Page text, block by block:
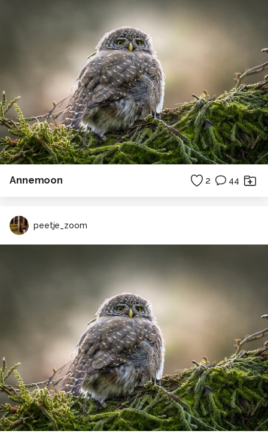
Annemoon 2 44
peetje_zoom